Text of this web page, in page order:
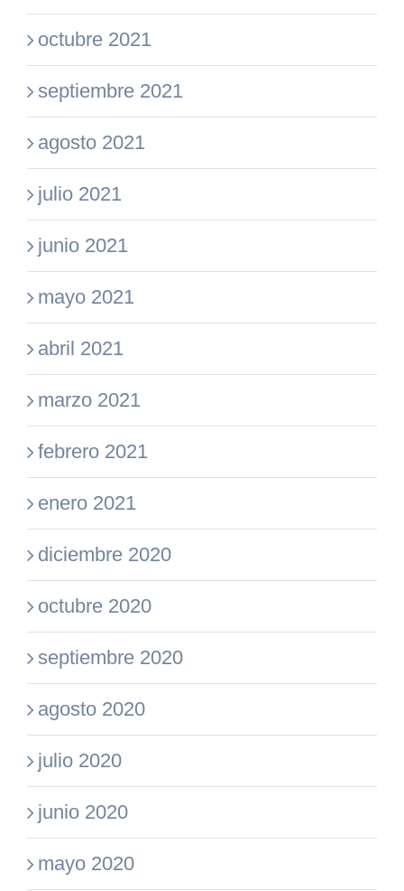
octubre 2021
septiembre 2021
agosto 2021
julio 2021
junio 2021
mayo 2021
abril 2021
marzo 2021
febrero 2021
enero 2021
diciembre 2020
octubre 2020
septiembre 2020
agosto 2020
julio 2020
junio 2020
mayo 2020